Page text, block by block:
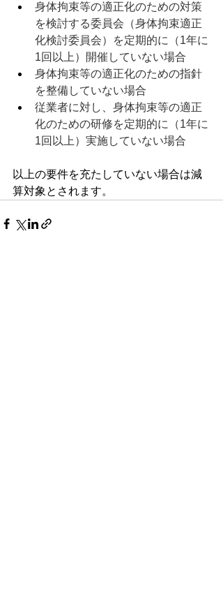
身体拘束等の適正化のための対策
を検討する委員会（身体拘束適正
化検討委員会）を定期的に（1年に
1回以上）開催していない場合
身体拘束等の適正化のための指針
を整備していない場合
従業者に対し、身体拘束等の適正
化のための研修を定期的に（1年に
1回以上）実施していない場合
以上の要件を充たしていない場合は減
算対象とされます。